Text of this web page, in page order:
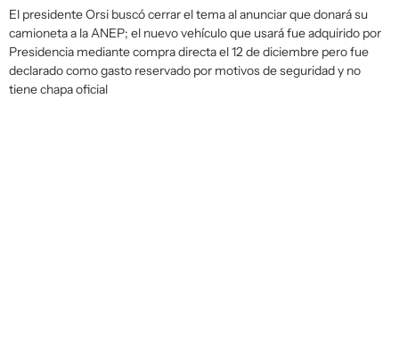
El presidente Orsi buscó cerrar el tema al anunciar que donará su
camioneta a la ANEP; el nuevo vehículo que usará fue adquirido por
Presidencia mediante compra directa el 12 de diciembre pero fue
declarado como gasto reservado por motivos de seguridad y no
tiene chapa oficial